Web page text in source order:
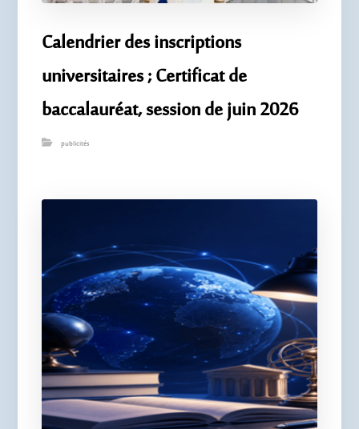
Calendrier des inscriptions
universitaires ; Certificat de
baccalauréat, session de juin 2026
publicités